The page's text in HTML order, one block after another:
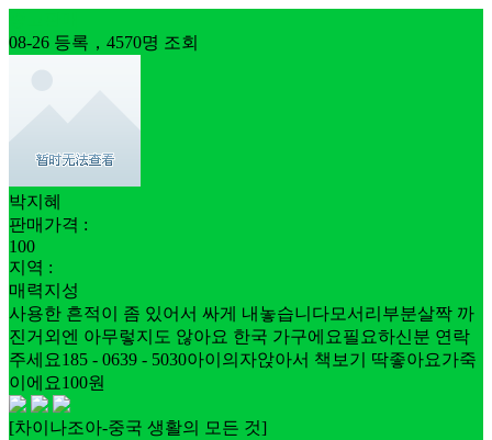
08-26 등록，4570명 조회
박지혜
판매가격 :
100
지역 :
매력지성
사용한 흔적이 좀 있어서 싸게 내놓습니다모서리부분살짝 까
진거외엔 아무렇지도 않아요 한국 가구에요필요하신분 연락
주세요185 - 0639 - 5030아이의자앉아서 책보기 딱좋아요가죽
이에요100원
[차이나조아-중국 생활의 모든 것]